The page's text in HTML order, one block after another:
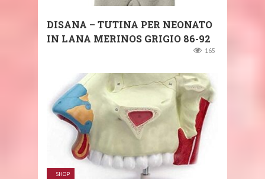
DISANA – TUTINA PER NEONATO
IN LANA MERINOS GRIGIO 86-92
165
SHOP